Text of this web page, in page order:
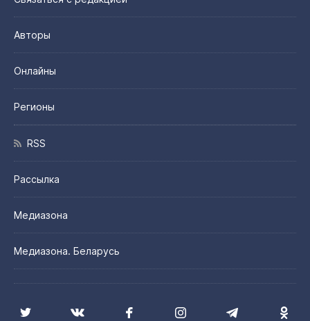
Авторы
Онлайны
Регионы
RSS
Рассылка
Медиазона
Медиазона. Беларусь